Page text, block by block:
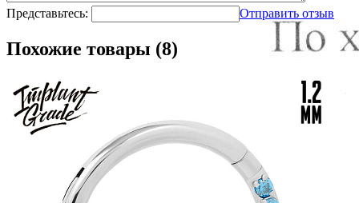
Представьтесь: Отправить отзыв
Похожие товары (8)